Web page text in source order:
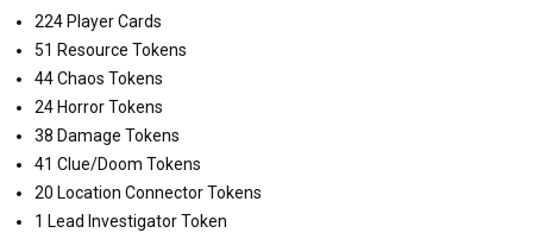
224 Player Cards
51 Resource Tokens
44 Chaos Tokens
24 Horror Tokens
38 Damage Tokens
41 Clue/Doom Tokens
20 Location Connector Tokens
1 Lead Investigator Token